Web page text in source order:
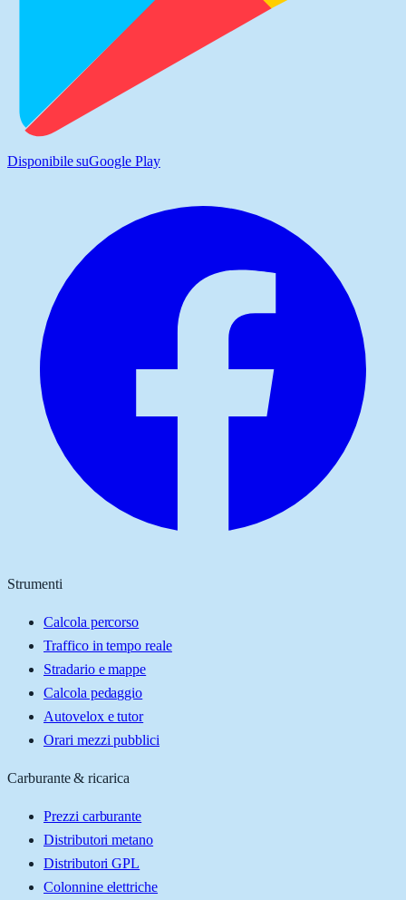
Disponibile suGoogle Play
Strumenti
Calcola percorso
Traffico in tempo reale
Stradario e mappe
Calcola pedaggio
Autovelox e tutor
Orari mezzi pubblici
Carburante & ricarica
Prezzi carburante
Distributori metano
Distributori GPL
Colonnine elettriche